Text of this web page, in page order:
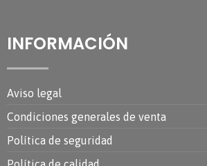
INFORMACIÓN
Aviso legal
Condiciones generales de venta
Política de seguridad